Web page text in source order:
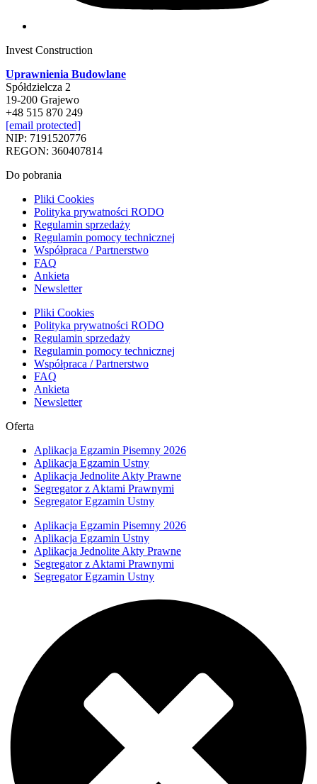
Invest Construction
Uprawnienia Budowlane
Spółdzielcza 2
19-200 Grajewo
+48 515 870 249
[email protected]
NIP: 7191520776
REGON: 360407814
Do pobrania
Pliki Cookies
Polityka prywatności RODO
Regulamin sprzedaży
Regulamin pomocy technicznej
Współpraca / Partnerstwo
FAQ
Ankieta
Newsletter
Pliki Cookies
Polityka prywatności RODO
Regulamin sprzedaży
Regulamin pomocy technicznej
Współpraca / Partnerstwo
FAQ
Ankieta
Newsletter
Oferta
Aplikacja Egzamin Pisemny 2026
Aplikacja Egzamin Ustny
Aplikacja Jednolite Akty Prawne
Segregator z Aktami Prawnymi
Segregator Egzamin Ustny
Aplikacja Egzamin Pisemny 2026
Aplikacja Egzamin Ustny
Aplikacja Jednolite Akty Prawne
Segregator z Aktami Prawnymi
Segregator Egzamin Ustny